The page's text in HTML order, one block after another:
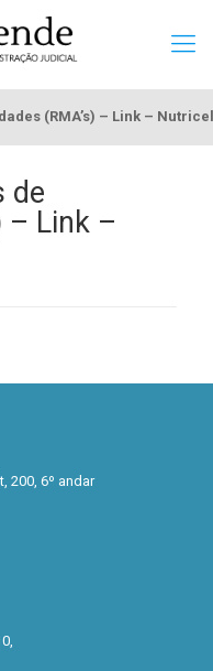
(RMA’s) – Link –
de
– Link –
200, 6º andar